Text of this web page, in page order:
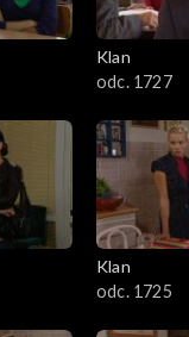
Klan
odc. 1727
Klan
odc. 1725